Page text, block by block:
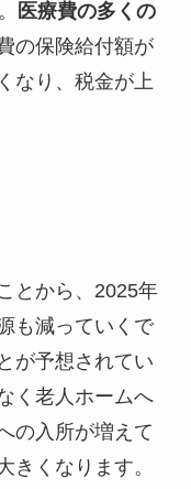
医療費の多くの
の保険給付額が
なり、税金が上
とから、2025年
も減っていくで
が予想されてい
く老人ホームへ
の入所が増えて
きくなります。